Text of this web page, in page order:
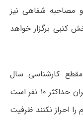
می شود و مصاحبه شفاهی نیز
بخش کتبی برگزار خواهد
کارشناسی سال
تحصیلی ۹۸-۹۷ دانشگاه علوم پزشکی تهران حداکثر ۱۰ نفر است
احراز نکنند ظرفیت